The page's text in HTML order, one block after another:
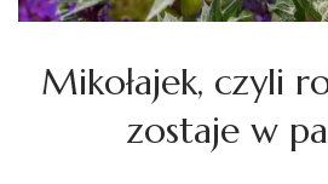
Mikołajek, czyli
zostaje w